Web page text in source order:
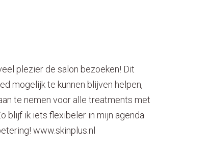
plezier de salon bezoeken! Dit
mogelijk te kunnen blijven helpen,
te nemen voor alle treatments met
blijf ik iets flexibeler in mijn agenda
www.skinplus.nl